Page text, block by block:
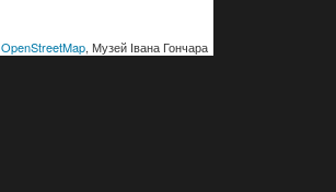
OpenStreetMap, Музей Івана Гончара